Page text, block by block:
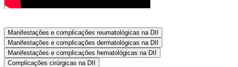
Manifestações e complicações reumatológicas na DII
Manifestações e complicações dermatológicas na DII
Manifestações e complicações hematológicas na DII
Complicações cirúrgicas na DII